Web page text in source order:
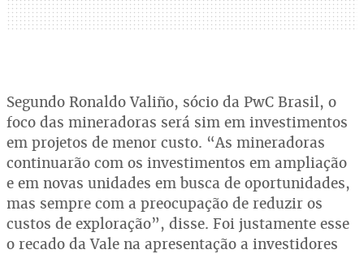
Segundo Ronaldo Valiño, sócio da PwC Brasil, o
foco das mineradoras será sim em investimentos
em projetos de menor custo. “As mineradoras
continuarão com os investimentos em ampliação
e em novas unidades em busca de oportunidades,
mas sempre com a preocupação de reduzir os
custos de exploração”, disse. Foi justamente esse
o recado da Vale na apresentação a investidores